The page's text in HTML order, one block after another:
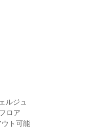
ルジュ
ロア
ト可能